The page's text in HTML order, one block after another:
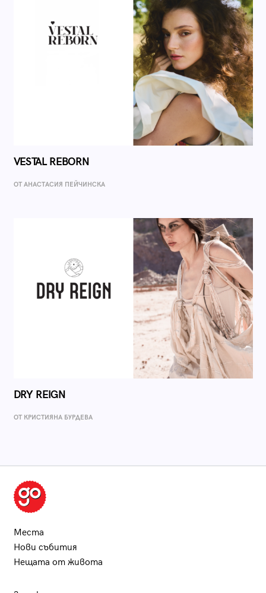
VESTAL REBORN
ОТ AНАСТАСИЯ ПЕЙЧИНСКА
DRY REIGN
ОТ КРИСТИЯНА БУРДЕВА
Места
Нови събития
Нещата от живота